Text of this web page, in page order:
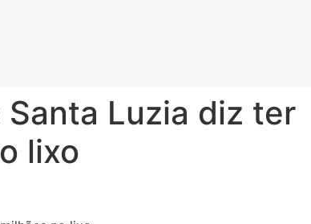
Luzia diz ter
lixo